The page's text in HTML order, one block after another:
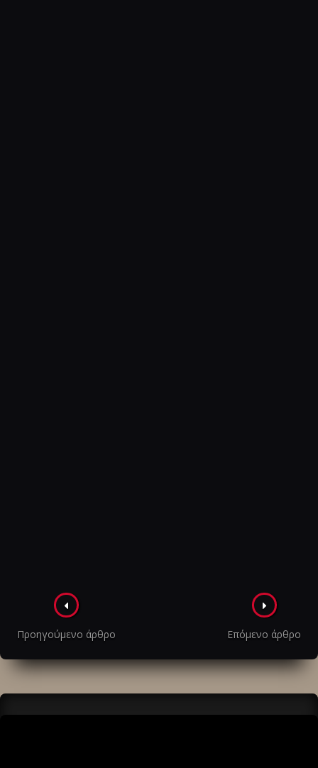
Πλοήγηση
στα
άρθρα
Προηγούμενο άρθρο Επόμενο άρθρο